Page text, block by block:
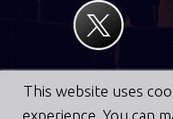
This website uses
experience. You can